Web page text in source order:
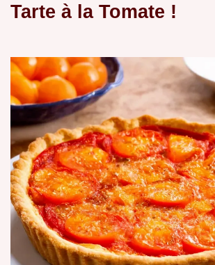
Tarte à la Tomate !